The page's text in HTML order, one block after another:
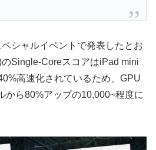
シャルイベントで発表したとお
Single-CoreスコアはiPad mini
高速化されているため、GPU
から80%アップの10,000~程度に